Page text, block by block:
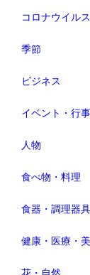
コロナウイル
季節
ビジネス
イベント・行事
人物
食べ物・料理
食器・調理器
健康・医療・